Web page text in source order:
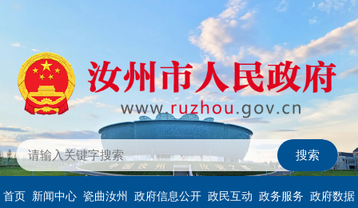
首页 新闻中心 瓷曲汝州 政府信息公开 政民互动 政务服务 政府数据